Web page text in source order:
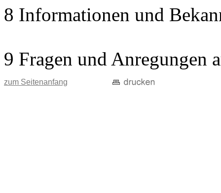
8 Informationen und
9 Fragen und Anregungen
zum Seitenanfang